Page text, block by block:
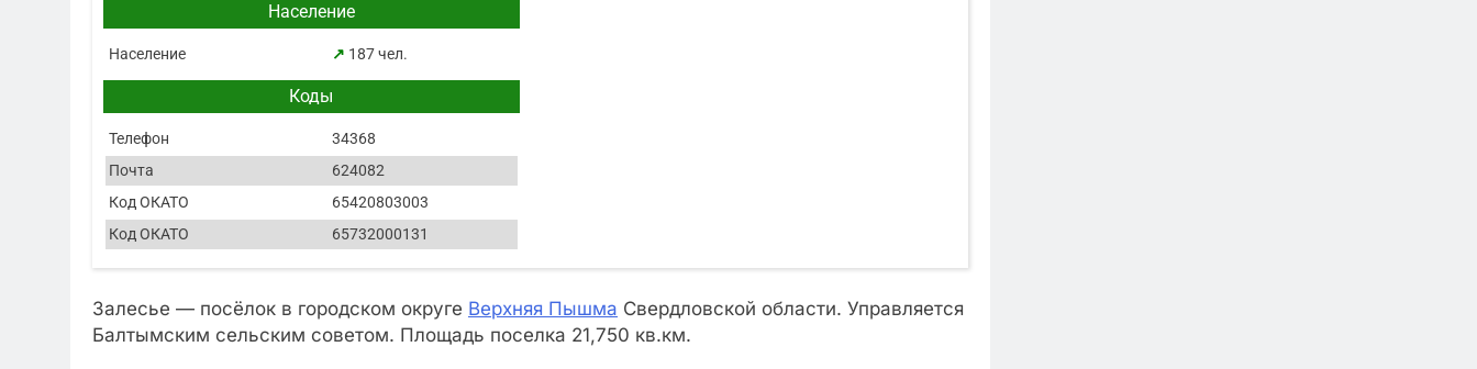
Население
Население ↗ 187 чел.
Коды
Телефон
34368
Почта
624082
Код ОКАТО
65420803003
Код ОКАТО
65732000131
Залесье — посёлок в городском округе Верхняя Пышма Свердловской области. Управляется
Балтымским сельским советом. Площадь поселка 21,750 кв.км.